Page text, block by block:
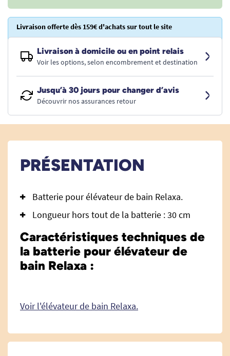
Livraison offerte dès 159€ d'achats sur tout le site
Livraison à domicile ou en point relais
Voir les options, selon encombrement et destination
Jusqu’à 30 jours pour changer d’avis
Découvrir nos assurances retour
PRÉSENTATION
Batterie pour élévateur de bain Relaxa.
Longueur hors tout de la batterie : 30 cm
Caractéristiques techniques de
la batterie pour élévateur de
bain Relaxa :
Voir l'élévateur de bain Relaxa.